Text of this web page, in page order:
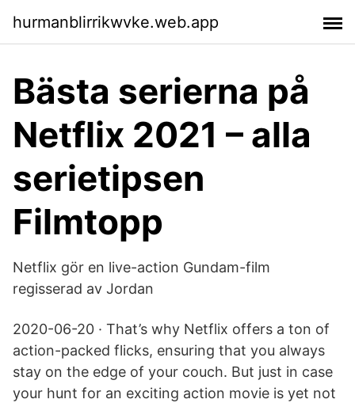
hurmanblirrikwvke.web.app
Bästa serierna på
Netflix 2021 – alla
serietipsen
Filmtopp
Netflix gör en live-action Gundam-film
regisserad av Jordan
2020-06-20 · That’s why Netflix offers a ton of
action-packed flicks, ensuring that you always
stay on the edge of your couch. But just in case
your hunt for an exciting action movie is yet not